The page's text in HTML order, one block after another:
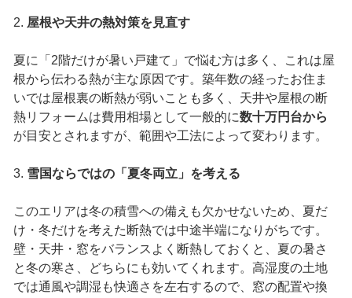
2. 屋根や天井の熱対策を見直す
夏に「2階だけが暑い戸建て」で悩む方は多く、これは屋
根から伝わる熱が主な原因です。築年数の経ったお住ま
いでは屋根裏の断熱が弱いことも多く、天井や屋根の断
熱リフォームは費用相場として一般的に数十万円台から
が目安とされますが、範囲や工法によって変わります。
3. 雪国ならではの「夏冬両立」を考える
このエリアは冬の積雪への備えも欠かせないため、夏だ
け・冬だけを考えた断熱では中途半端になりがちです。
壁・天井・窓をバランスよく断熱しておくと、夏の暑さ
と冬の寒さ、どちらにも効いてくれます。高湿度の土地
では通風や調湿も快適さを左右するので、窓の配置や換